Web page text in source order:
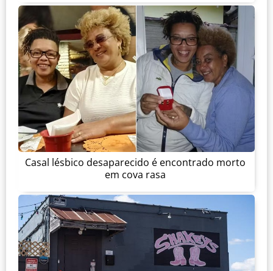
Casal lésbico desaparecido é encontrado morto
em cova rasa